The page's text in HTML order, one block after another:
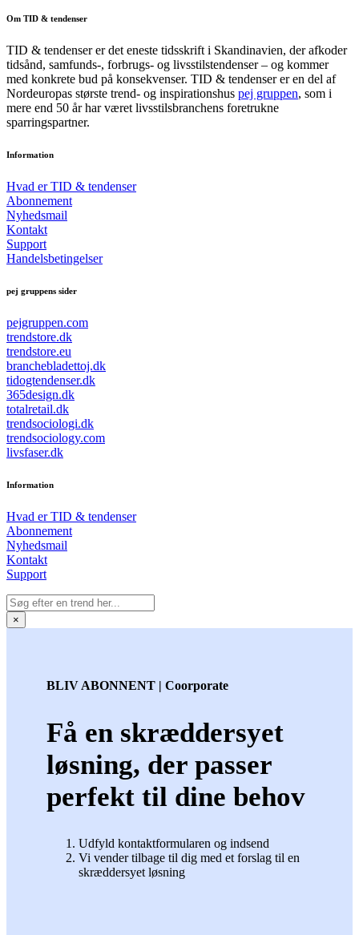
Om TID & tendenser
TID & tendenser er det eneste tidsskrift i Skandinavien, der afkoder
tidsånd, samfunds-, forbrugs- og livsstilstendenser – og kommer
med konkrete bud på konsekvenser. TID & tendenser er en del af
Nordeuropas største trend- og inspirationshus pej gruppen, som i
mere end 50 år har været livsstilsbranchens foretrukne
sparringspartner.
Information
Hvad er TID & tendenser
Abonnement
Nyhedsmail
Kontakt
Support
Handelsbetingelser
pej gruppens sider
pejgruppen.com
trendstore.dk
trendstore.eu
branchebladettoj.dk
tidogtendenser.dk
365design.dk
totalretail.dk
trendsociologi.dk
trendsociology.com
livsfaser.dk
Information
Hvad er TID & tendenser
Abonnement
Nyhedsmail
Kontakt
Support
×
BLIV ABONNENT | Coorporate
Få en skræddersyet
løsning, der passer
perfekt til dine behov
Udfyld kontaktformularen og indsend
Vi vender tilbage til dig med et forslag til en
skræddersyet løsning